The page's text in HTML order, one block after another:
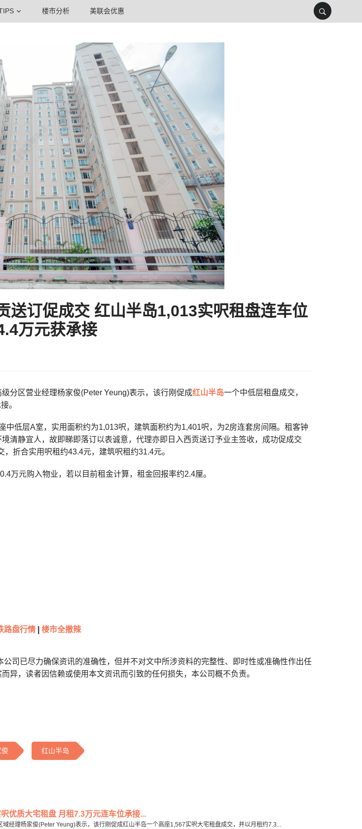
楼市分析 美联会优惠
送订促成交 红山半岛1,013实呎租盘连车位
万元获承接
分区营业经理杨家俊(Peter Yeung)表示，该行刚促成红山半岛一个中低层租盘成交，
。
中低层A室，实用面积约为1,013呎，建筑面积约为1,401呎，为2房连套房间隔。租客钟
清静宜人，故即睇即落订以表诚意，代理亦即日入西贡送订予业主签收，成功促成交
折合实用呎租约43.4元，建筑呎租约31.4元。
万元购入物业，若以目前租金计算，租金回报率约2.4厘。
路盘行情 楼市全撤辣
司已尽力确保资讯的准确性，但并不对文中所涉资料的完整性、即时性或准确性作出任
异，读者因信赖或使用本文资讯而引致的任何损失，本公司概不负责。
红山半岛
优质大宅租盘 月租7.3万元连车位承接...
域经理杨家俊(Peter Yeung)表示，该行刚促成红山半岛一个高座1,567实呎大宅租盘成交，并以月租约7.3...